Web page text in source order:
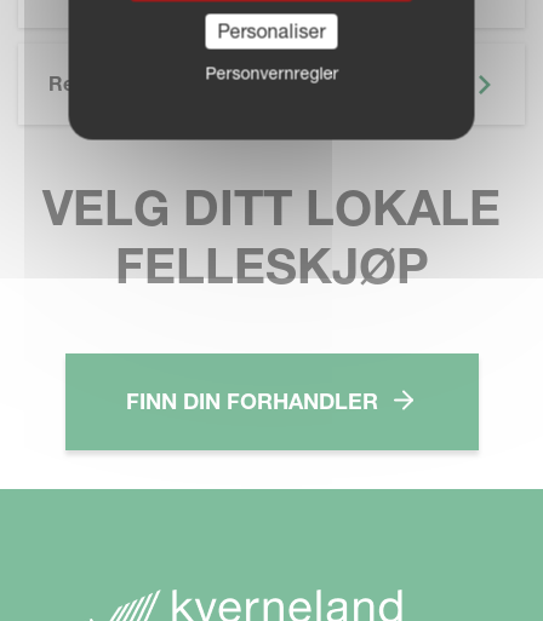
Related
VELG DITT LOKALE
FELLESKJØP
FINN DIN FORHANDLER
Personaliser
Personvernregler